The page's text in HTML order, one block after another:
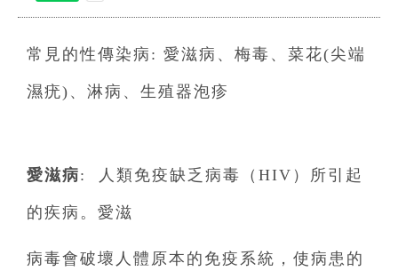
常見的性傳染病: 愛滋病、梅毒、菜花(尖端
濕疣)、淋病、生殖器泡疹
愛滋病: 人類免疫缺乏病毒（HIV）所引起
的疾病。愛滋
病毒會破壞人體原本的免疫系統，使病患的